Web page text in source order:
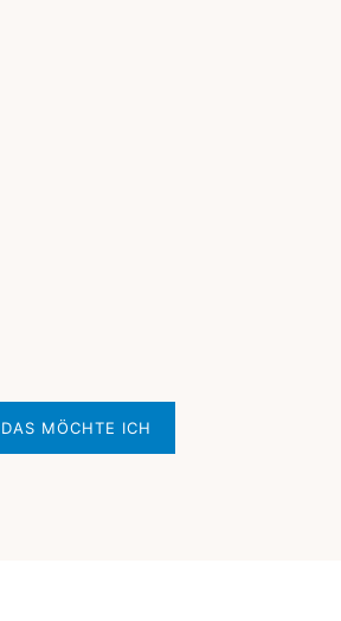
DAS MÖCHTE ICH